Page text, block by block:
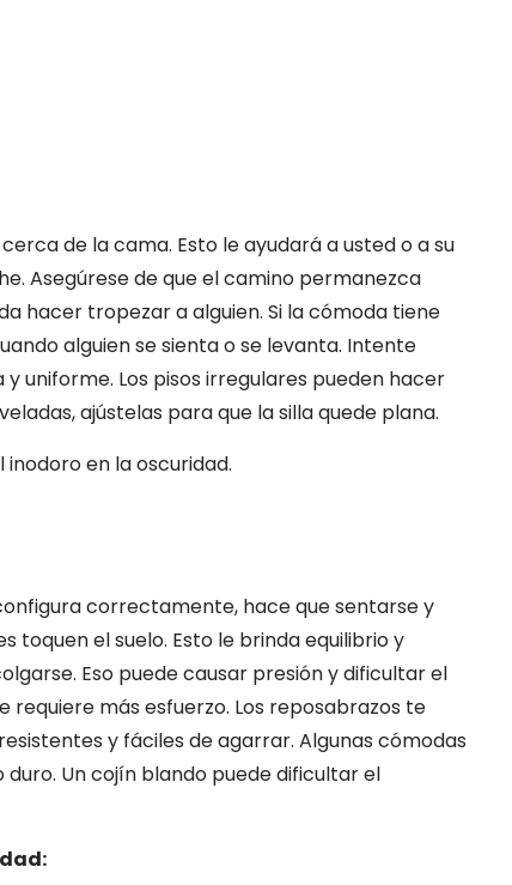
de la cama. Esto le ayudará a usted o a su
Asegúrese de que el camino permanezca
hacer tropezar a alguien. Si la cómoda tiene
alguien se sienta o se levanta. Intente
uniforme. Los pisos irregulares pueden hacer
ajústelas para que la silla quede plana.
en la oscuridad.
correctamente, hace que sentarse y
toquen el suelo. Esto le brinda equilibrio y
Eso puede causar presión y dificultar el
requiere más esfuerzo. Los reposabrazos te
y fáciles de agarrar. Algunas cómodas
duro. Un cojín blando puede dificultar el